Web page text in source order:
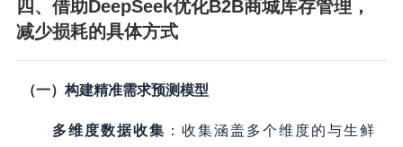
四、借助DeepSeek优化B2B商城库存管理，
减少损耗的具体方式
（一）构建精准需求预测模型
多维度数据收集 ：收集涵盖多个维度的与生鲜